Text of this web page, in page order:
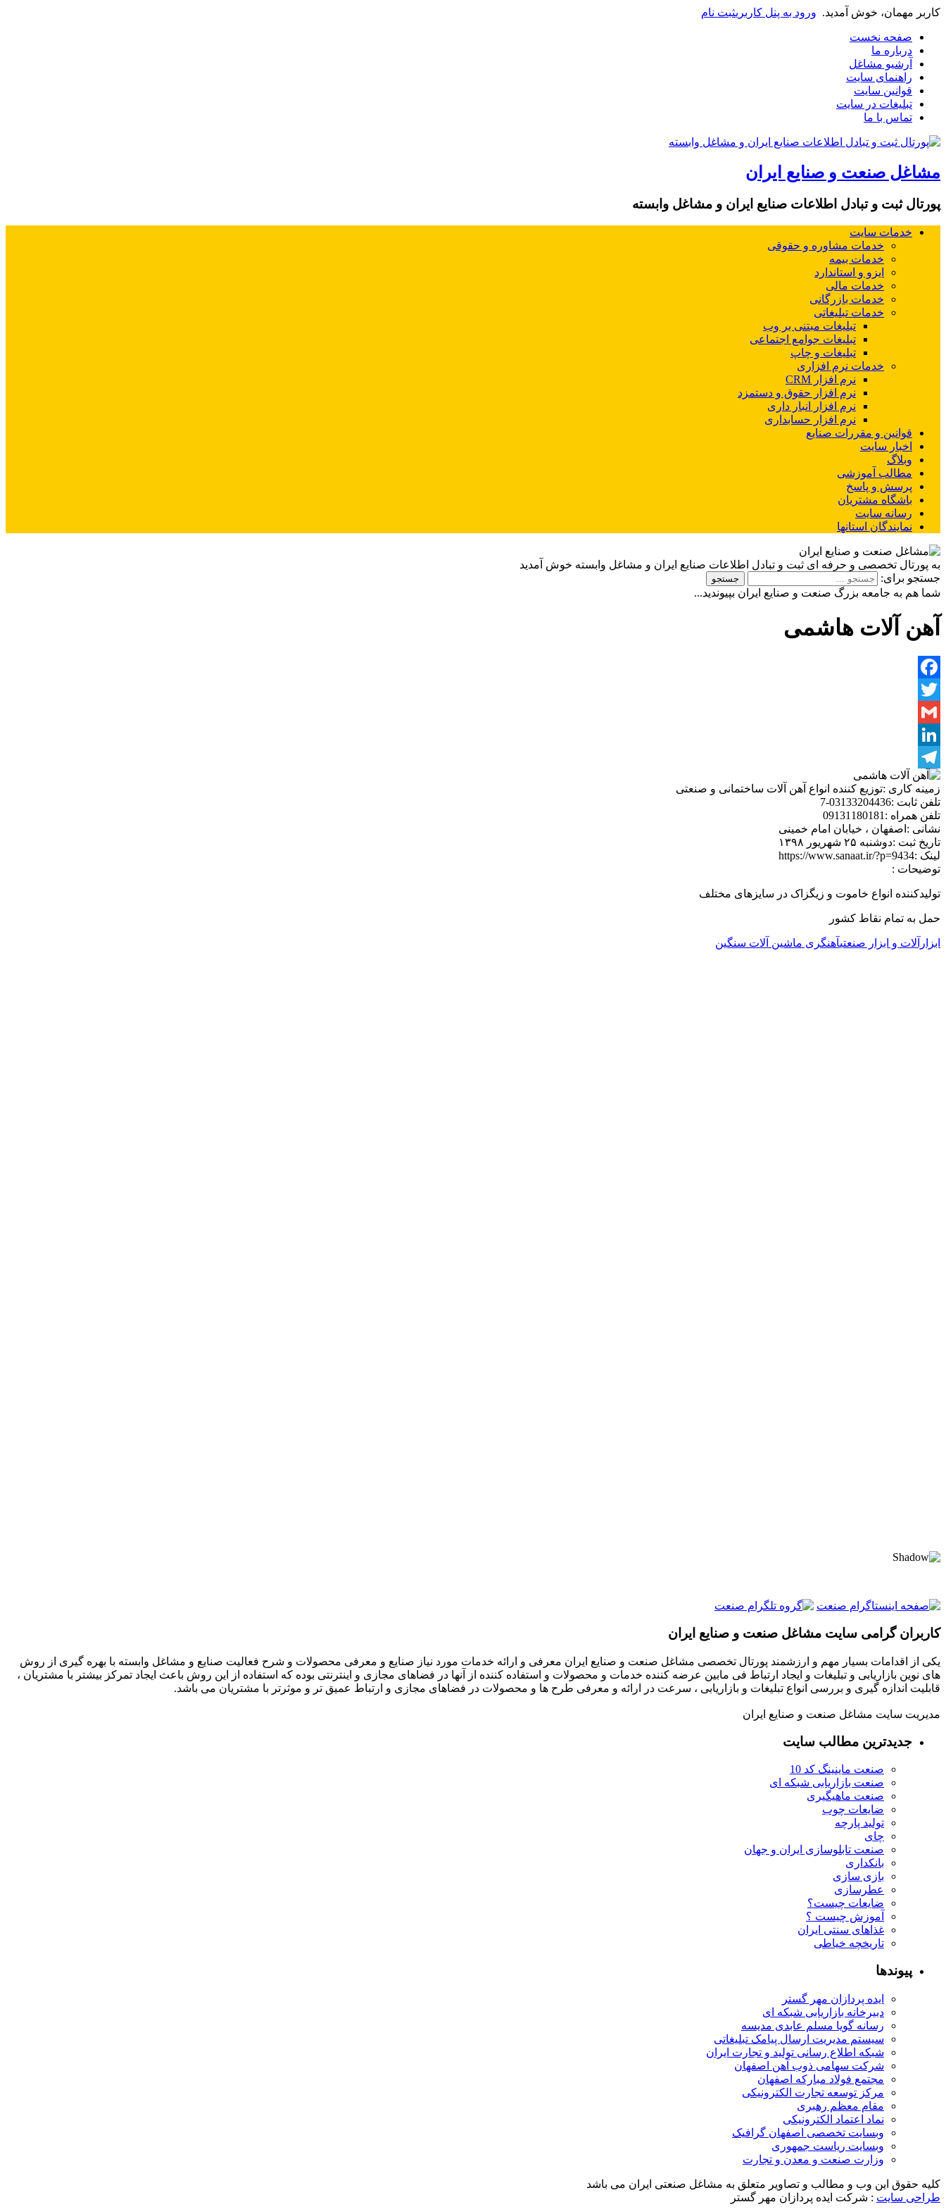
کاربر مهمان، خوش آمدید. ورود به پنل کاربریثبت نام
صفحه نخست
درباره ما
آرشیو مشاغل
راهنمای سایت
قوانین سایت
تبلیغات در سایت
تماس با ما
مشاغل صنعت و صنایع ایران
پورتال ثبت و تبادل اطلاعات صنایع ایران و مشاغل وابسته
خدمات سایت
خدمات مشاوره و حقوقی
خدمات بیمه
ایزو و استاندارد
خدمات مالی
خدمات بازرگانی
خدمات تبلیغاتی
تبلیغات مبتنی بر وب
تبلیغات جوامع اجتماعی
تبلیغات و چاپ
خدمات نرم افزاری
نرم افزار CRM
نرم افزار حقوق و دستمزد
نرم افزار انبار داری
نرم افزار حسابداری
قوانین و مقررات صنایع
اخبار سایت
وبلاگ
مطالب آموزشی
پرسش و پاسخ
باشگاه مشتریان
رسانه سایت
نمایندگان استانها
به پورتال تخصصی و حرفه ای ثبت و تبادل اطلاعات صنایع ایران و مشاغل وابسته خوش آمدید
جستجو برای:
شما هم به جامعه بزرگ صنعت و صنایع ایران بپیوندید...
آهن آلات هاشمی
Facebook
Twitter
Gmail
LinkedIn
Telegram
زمینه کاری :توزیع کننده انواع آهن آلات ساختمانی و صنعتی
تلفن ثابت :03133204436-7
تلفن همراه :09131180181
نشانی : اصفهان ، خیابان امام خمینی
تاریخ ثبت :دوشنبه ۲۵ شهریور ۱۳۹۸
لینک :https://www.sanaat.ir/?p=9434
توضیحات :
تولیدکننده انواع خاموت و زیگزاک در سایزهای مختلف
حمل به تمام نقاط کشور
ابزارآلات و ابزار صنعتیآهنگری ماشین آلات سنگین
کاربران گرامی سایت مشاغل صنعت و صنایع ایران
یکی از اقدامات بسیار مهم و ارزشمند پورتال تخصصی مشاغل صنعت و صنایع ایران معرفی و ارائه خدمات مورد نیاز صنایع و معرفی محصولات و شرح فعالیت صنایع و مشاغل وابسته با بهره گیری از روش
های نوین بازاریابی و تبلیغات و ایجاد ارتباط فی مابین عرضه کننده خدمات و محصولات و استفاده کننده از آنها در فضاهای مجازی و اینترنتی بوده که استفاده از این روش باعث ایجاد تمرکز بیشتر با مشتریان ،
قابلیت اندازه گیری و بررسی انواع تبلیغات و بازاریابی ، سرعت در ارائه و معرفی طرح ها و محصولات در فضاهای مجازی و ارتباط عمیق تر و موثرتر با مشتریان می باشد.
مدیریت سایت مشاغل صنعت و صنایع ایران
جدیدترین مطالب سایت
صنعت ماینینگ کد 10
صنعت بازاریابی شبکه ای
صنعت ماهیگیری
ضایعات چوب
تولید پارچه
چای
صنعت تابلوسازی ایران و جهان
بانکداری
بازی سازی
عطرسازی
ضایعات چیست؟
آموزش چیست ؟
غذاهای سنتی ایران
تاریخچه خیاطی
پیوندها
ایده پردازان مهر گستر
دبیرخانه بازاریابی شبکه ای
رسانه گویا مسلم عابدی مدیسه
سیستم مدیریت ارسال پیامک تبلیغاتی
شبکه اطلاع رسانی تولید و تجارت ایران
شرکت سهامی ذوب آهن اصفهان
مجتمع فولاد مبارکه اصفهان
مرکز توسعه تجارت الکترونیکی
مقام معظم رهبری
نماد اعتماد الکترونیکی
وبسایت تخصصی اصفهان گرافیک
وبسایت ریاست جمهوری
وزارت صنعت و معدن و تجارت
کلیه حقوق این وب و مطالب و تصاویر متعلق به مشاغل صنعتی ایران می باشد
طراحی سایت : شرکت ایده پردازان مهر گستر